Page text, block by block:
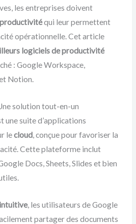
les entreprises doivent
qui leur permettent
opérationnelle. Cet article
logiciels de productivité
: Google Workspace,
Notion.
solution tout-en-un
une suite d’applications
lecloud, conçue pour favoriser la
Cette plateforme inclut
Docs, Sheets, Slides et bien
, les utilisateurs de Google
partager des documents